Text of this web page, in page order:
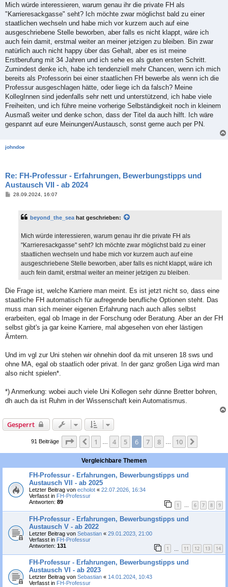
Mich würde interessieren, warum genau ihr die private FH als
"Karrieresackgasse" seht? Ich möchte zwar möglichst bald zu einer
staatlichen wechseln und habe mich vor kurzem auch auf eine
ausgeschriebene Stelle beworben, aber falls es nicht klappt, wäre ich
auch fein damit, erstmal weiter an meiner jetzigen zu bleiben. Bin zwar
natürlich auch nicht happy über das Gehalt, aber es ist meine
Erstberufung mit 34 Jahren und ich sehe es als guten ersten Schritt.
Zumindest denke ich, habe ich tendenziell mehr Chancen, wenn ich mich
bereits als Professorin bei einer staatlichen FH bewerbe als wenn ich die
Professur ausgeschlagen hätte, oder liege ich da falsch? Meine
KollegInnen sind jedenfalls sehr nett und unterstützend, ich habe viele
Freiheiten, und ich führe meine vorherige Selbständigkeit noch in kleinem
Ausmaß weiter und denke schon, dass der Titel da auch hilft. Ich wäre
gespannt auf eure Meinungen/Austausch, sonst gerne auch per PN.
johndoe
Re: FH-Professur - Erfahrungen, Bewerbungstipps und
Austausch VII - ab 2024
B28.09.2024, 16:07
beyond_the_sea hat geschrieben:
Mich würde interessieren, warum genau ihr die private FH als
"Karrieresackgasse" seht? Ich möchte zwar möglichst bald zu einer
staatlichen wechseln und habe mich vor kurzem auch auf eine
ausgeschriebene Stelle beworben, aber falls es nicht klappt, wäre ich
auch fein damit, erstmal weiter an meiner jetzigen zu bleiben.
Die Frage ist, welche Karriere man meint. Es ist jetzt nicht so, dass eine
staatliche FH automatisch für aufregende berufliche Optionen steht. Das
muss man sich meiner eigenen Erfahrung nach auch alles selbst
erarbeiten, egal ob Image in der Forschung oder Beratung. Aber an der FH
selbst gibt's ja gar keine Karriere, mal abgesehen von eher lästigen
Ämtern.
Und im vgl zur Uni stehen wir ohnehin doof da mit unseren 18 sws und
ohne MA, egal ob staatlich oder privat. In der ganz großen Liga wird man
also nicht spielen*.
*) Anmerkung: wobei auch viele Uni Kollegen sehr dünne Bretter bohren,
dh auch da ist Ruhm in der Wissenschaft kein Automatismus.
Gesperrt
91 Beiträge Seite von 10
Vorherige
1 4 5 6 7 8 10
Vergleichbare Themen
FH-Professur - Erfahrungen, Bewerbungstipps und
Austausch VII - ab 2025
Letzter Beitrag von echolot « 22.07.2026, 16:34
Verfasst in FH-Professur
Antworten: 89 1 … 6 7 8 9
FH-Professur - Erfahrungen, Bewerbungstipps und
Austausch V - ab 2022
Letzter Beitrag von Sebastian « 29.01.2023, 21:00
Verfasst in FH-Professur
Antworten: 131 1 11 12 13 14
FH-Professur - Erfahrungen, Bewerbungstipps und
Austausch VI - ab 2023
Letzter Beitrag von Sebastian « 14.01.2024, 10:43
Verfasst in FH-Professur